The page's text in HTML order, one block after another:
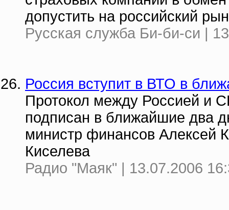
допустить на российский
Русская служба Би-би-си |
Россия вступит в ВТО в
Протокол между Россией и
подписан в ближайшие два
министр финансов Алексей
Киселева
Радио "Маяк" | 13.07.2006